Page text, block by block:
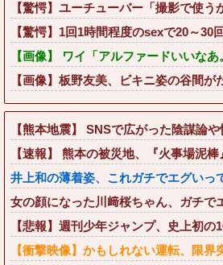
【驚愕】ユーチューバー「撮影で使う
【驚愕】1回1時間程度のsexで20～30
【画像】 ワイ「アルファードいいな
【画像】板野友美、ビキニ姿の谷間が
【熊本地震】 SNSで広がった陰謀論
【速報】 熊本の被災地、『火事場泥
井上和の薄着姿、これガチでエグい
女の顔になった川﨑桜ちゃん、ガチで
【悲報】週刊少年ジャンプ、史上初
【衝撃映像】かもしれない運転、限界